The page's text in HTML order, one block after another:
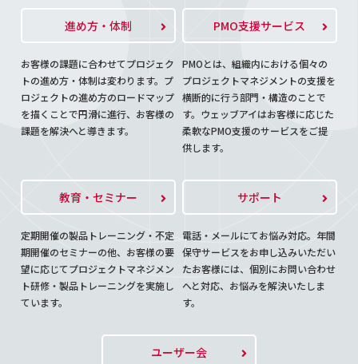
進め方・体制
お客様の課題に合わせてプロジェク
トの進め方・体制は変わります。プ
ロジェクトの進め方のロードマップ
を描くことで円滑に進行、お客様の
課題を解決へと導きます。
PMO支援サービス
PMOとは、組織内における個々の
プロジェクトマネジメントの支援を
横断的に行う部門・構造のことで
す。ウェッブアイはお客様に応じた
柔軟なPMO支援のサービスをご提
供します。
教育・セミナー
定期開催の製品トレーニング・不定
期開催のセミナーの他、お客様の要
望に応じてプロジェクトマネジメン
ト研修・製品トレーニングを実施し
ています。
サポート
電話・メールにてお悩み対応。年間
保守サービスをお申し込みいただい
たお客様には、個別にお問い合わせ
へと対応、お悩みを解決いたしま
す。
ユーザー会